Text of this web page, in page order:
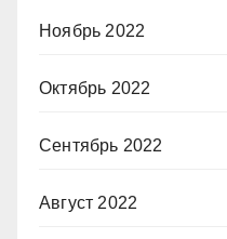
Ноябрь 2022
Октябрь 2022
Сентябрь 2022
Август 2022